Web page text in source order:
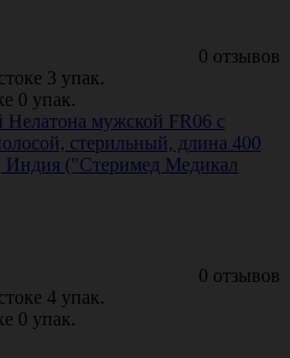
0 отзывов
3 упак.
0 упак.
Нелатона мужской FR06 с
стерильный, длина 400
Индия ("Стеримед Медикал
0 отзывов
4 упак.
0 упак.